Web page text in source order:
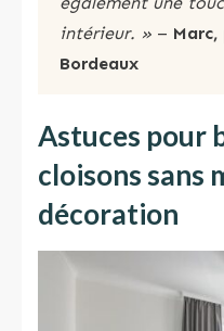
intérieur. » –
Bordeaux
Astuces pour
cloisons sans
décoration